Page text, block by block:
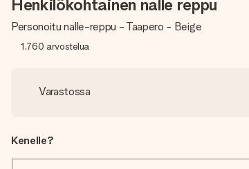
Henkilökohtainen nalle reppu
Personoitu nalle-reppu - Taapero - Beige
1,760 arvostelua
Varastossa
Kenelle?